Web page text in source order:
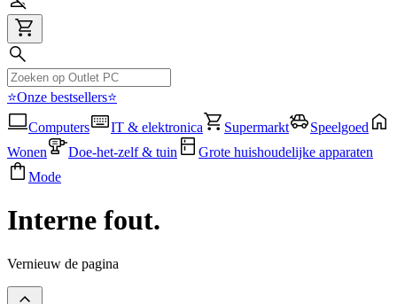
⭐Onze bestsellers⭐
Computers
IT & elektronica Supermarkt
Speelgoed
Wonen
Doe-het-zelf & tuin
Grote huishoudelijke apparaten
Mode
Interne fout.
Vernieuw de pagina